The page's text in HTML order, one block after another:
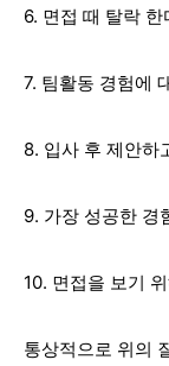
6. 면접 때 탈락 한
7. 팀활동 경험에
8. 입사 후 제안하
9. 가장 성공한 경
10. 면접을 보기
통상적으로 위의